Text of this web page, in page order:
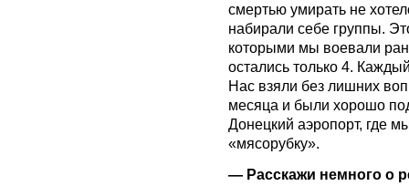
смертью умирать не
набирали себе группы.
которыми мы воевали
остались только 4.
Нас взяли без лишних
месяца и были хорошо
Донецкий аэропорт, где
«мясорубку».
— Расскажи немного о